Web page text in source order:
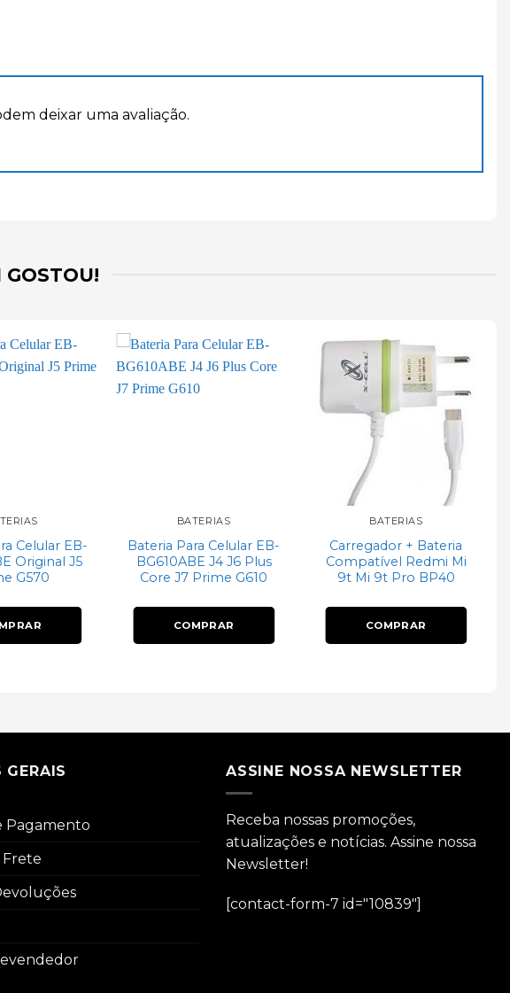
deixar uma avaliação.
Celular EB-
Original J5
G570
BATERIAS
Bateria Para Celular EB-
BG610ABE J4 J6 Plus
Core J7 Prime G610
COMPRAR
Add to
wishlist
BATERIAS
Carregador + Bateria
Compatível Redmi Mi
9t Mi 9t Pro BP40
COMPRAR
GERAIS
Pagamento
ASSINE NOSSA NEWSLETTER
Receba nossas promoções,
atualizações e notícias. Assine nossa
Newsletter!
[contact-form-7 id="10839"]